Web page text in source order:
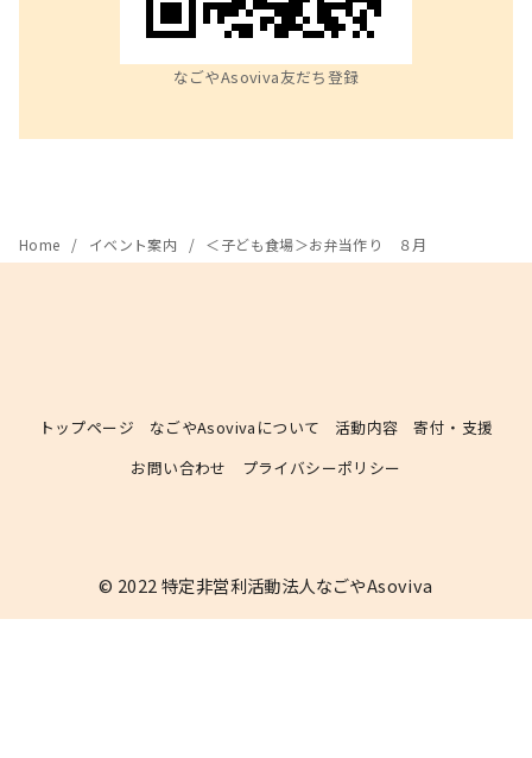
なごやAsoviva友だち登録
Home イベント案内 ＜子ども食場＞お弁当作り ８月
トップページ なごやAsovivaについて 活動内容
寄付・支援
お問い合わせ
プライバシーポリシー
© 2022特定非営利活動法人なごやAsoviva